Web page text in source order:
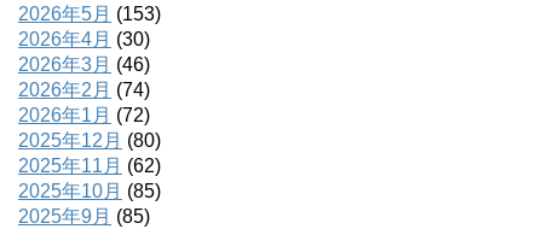
2026年5月 (153)
2026年4月 (30)
2026年3月 (46)
2026年2月 (74)
2026年1月 (72)
2025年12月 (80)
2025年11月 (62)
2025年10月 (85)
2025年9月 (85)